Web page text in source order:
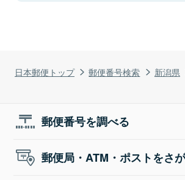
日本郵便トップ 郵便番号検索 新潟県
郵便番号を調べる
郵便局・ATM・ポストをさ